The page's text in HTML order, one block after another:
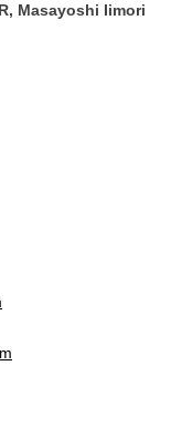
Masayoshi Iimori